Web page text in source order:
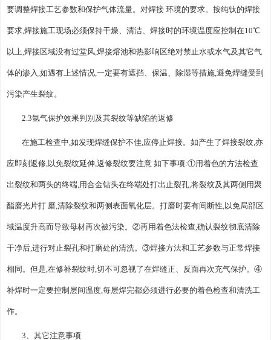
要调整焊接工艺参数和保护气体流量。对焊接 环境的要求。按纯钛的焊接
要求,焊接施工现场必须保持干燥、清洁、焊接时的环境温度应控制在10℃
以上,焊接区域没有过堂风,焊接熔池和热影响区绝对禁止水或水气及其它气
体的渗入,如遇有上述情况,一定要有遮挡、保温、除湿等措施,避免焊缝受到
污染产生裂纹。
2.3氩气保护效果判别及其裂纹等缺陷的返修
在施工检查中,如发现焊缝保护不佳,应停止焊接。如产生了焊接裂纹,亦
应即刻返修,以免裂纹延伸,返修裂纹要注意 如下事项:①用着色的方法检查
出裂纹和两头的终端,用合金钻头在终端处打出止裂孔,将裂纹及其两侧用聚
酯磨光片打 磨,清除裂纹和两侧表面氧化层。打磨时要有间断性,以免局部区
域温度升高而导致母材再次被污染。②再用着色法检查,确认裂纹彻底清除
干净后,进行对止裂孔和打磨处的清洗。③焊接方法和工艺参数与正常焊接
相同。但是,在修补裂纹时,切不可忽视了在焊缝正、反面再次充气保护。④
补焊时一定要控制层间温度,每层焊完都必须进行必要的着色检查和清洗工
作。
3、其它注意事项